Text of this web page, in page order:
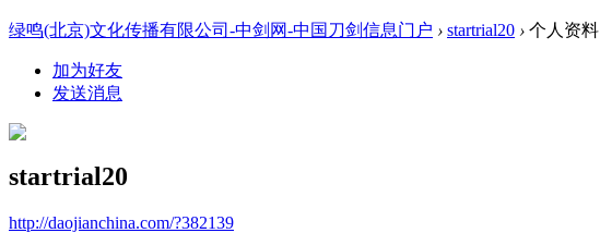
绿鸣(北京)文化传播有限公司-中剑网-中国刀剑信息门户 › startrial20 › 个人资料
加为好友
发送消息
startrial20
http://daojianchina.com/?382139